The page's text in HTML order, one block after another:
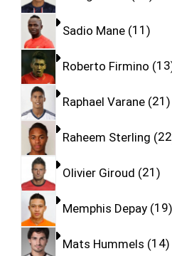
Sadio Mane 11
Roberto Firmino 13
Raphael Varane 21
Raheem Sterling 22
Olivier Giroud 21
Memphis Depay 19
Mats Hummels 14